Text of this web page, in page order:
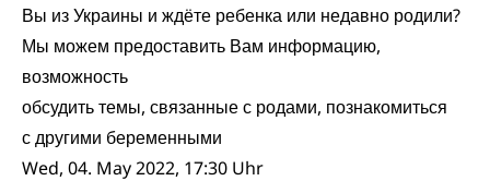
Вы из Украины и ждёте ребенка или недавно родили?
Мы можем предоставить Вам информацию,
возможность
обсудить темы, связанные с родами, познакомиться
с другими беременными
Wed, 04. May 2022, 17:30 Uhr